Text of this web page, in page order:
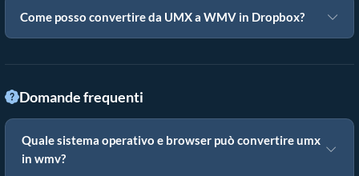
Come posso convertire da UMX a WMV in Dropbox?
Domande frequenti
Quale sistema operativo e browser può convertire umx
in wmv?